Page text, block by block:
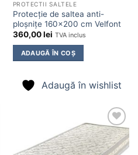
PROTECTII SALTELE
Protecție de saltea anti-
ploșnițe 160×200 cm Velfont
360,00lei TVA inclus
ADAUGĂ ÎN COȘ
Adaugă în wishlist
Adaugă
în
wishlist